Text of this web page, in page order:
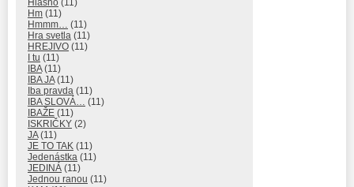
Hlasno (11)
Hm (11)
Hmmm… (11)
Hra svetla (11)
HREJIVO (11)
I tu (11)
IBA(11)
IBA JA(11)
Iba pravda (11)
IBA SLOVÁ… (11)
IBAŽE (11)
ISKRIČKY (2)
JA(11)
JE TO TAK (11)
Jedenástka (11)
JEDINÁ (11)
Jednou ranou (11)